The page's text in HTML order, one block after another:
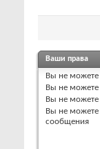
Ваши права
Вы не можете
Вы не можете
Вы не можете
Вы не можете
сообщения